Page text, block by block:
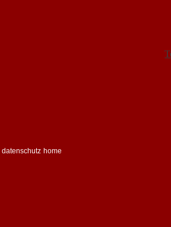
datenschutz home